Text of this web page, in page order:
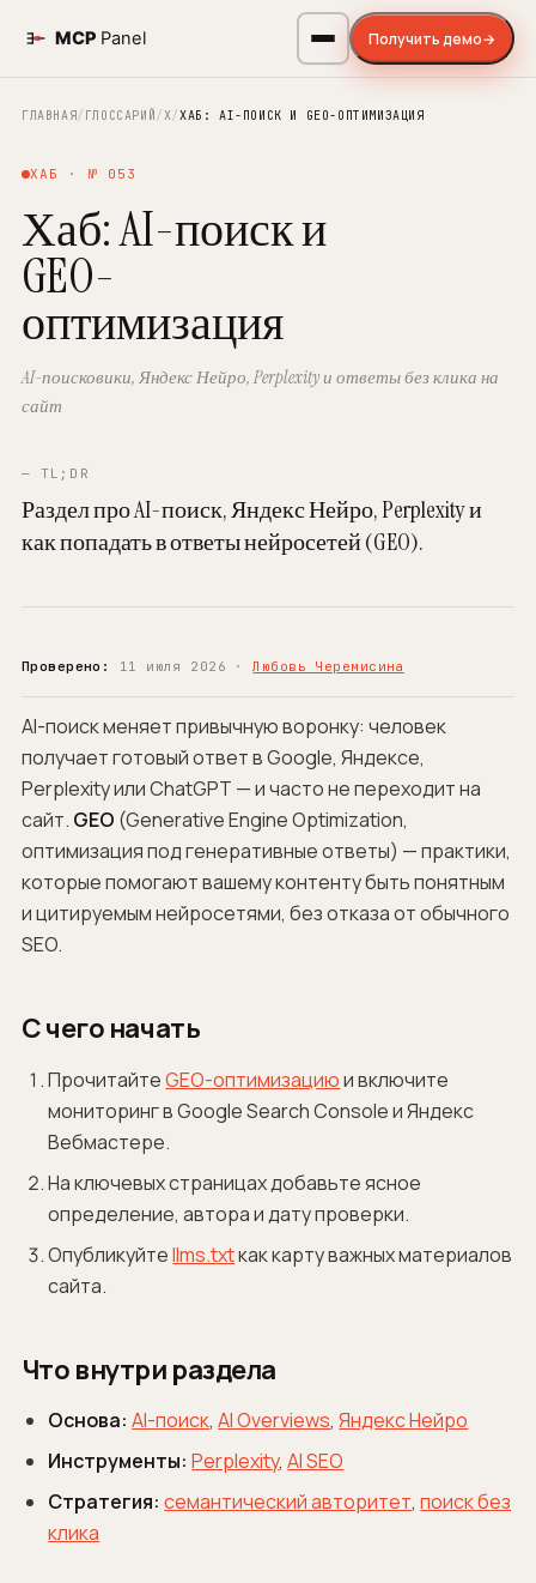
Получить демо→
ГЛАВНАЯ/ ГЛОССАРИЙ/Х/ХАБ: AI-ПОИСК И GEO-ОПТИМИЗАЦИЯ
ХАБ · № 053
Хаб: AI-поиск и
GEO-
оптимизация
AI-поисковики, Яндекс Нейро, Perplexity и ответы без клика на
сайт
— TL;DR
Раздел про AI-поиск, Яндекс Нейро, Perplexity и
как попадать в ответы нейросетей (GEO).
Проверено: 11 июля 2026 ·Любовь Черемисина
AI-поиск меняет привычную воронку: человек
получает готовый ответ в Google, Яндексе,
Perplexity или ChatGPT — и часто не переходит на
сайт. GEO (Generative Engine Optimization,
оптимизация под генеративные ответы) — практики,
которые помогают вашему контенту быть понятным
и цитируемым нейросетями, без отказа от обычного
SEO.
С чего начать
ПрочитайтеGEO-оптимизациюи включите
мониторинг в Google Search Console и Яндекс
Вебмастере.
На ключевых страницах добавьте ясное
определение, автора и дату проверки.
Опубликуйтеllms.txtкак карту важных материалов
сайта.
Что внутри раздела
Основа: AI-поиск,AI Overviews,Яндекс Нейро
Инструменты: Perplexity,AI SEO
Стратегия: семантический авторитет,поиск без
клика